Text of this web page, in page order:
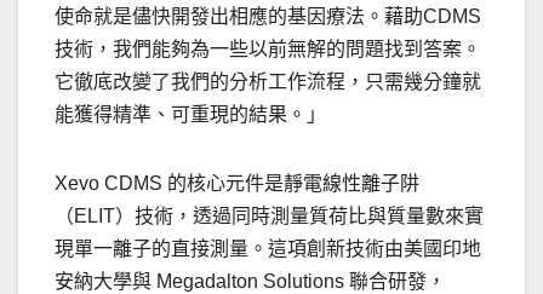
使命就是儘快開發出相應的基因療法。藉助CDMS
技術，我們能夠為一些以前無解的問題找到答案。
它徹底改變了我們的分析工作流程，只需幾分鐘就
能獲得精準、可重現的結果。 」
Xevo CDMS 的核心元件是靜電線性離子阱
（ELIT）技術，透過同時測量質荷比與質量數來實
現單一離子的直接測量。這項創新技術由美國印地
安納大學與 Megadalton Solutions 聯合研發，